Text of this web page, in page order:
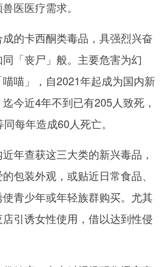
医医疗需求。
的卡西酮类毒品，具强烈兴奋
「丧尸」般。主要危害为幻
喵」，自2021年起成为国内新
今近4年不到已有205人致死，
每年造成60人死亡。
年查获这三大类的新兴毒品，
包装外观，或贴近日常食品、
青少年或年轻族群购买。尤其
引诱女性使用，借以达到性侵